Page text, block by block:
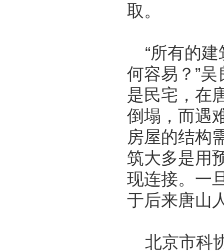
取。
“所有的建
何容易？”
是民宅，在
倒塌，而遇
房屋的结构
筑大多是用
现连接。一
于后来唐山
北京市科